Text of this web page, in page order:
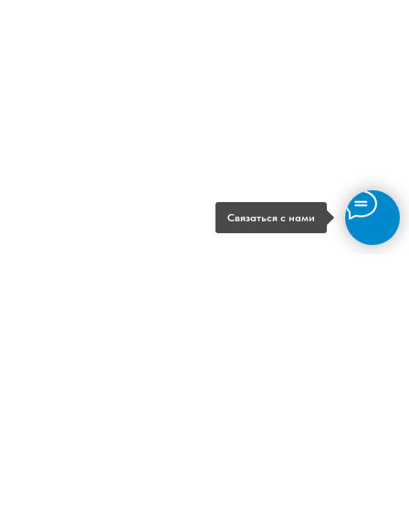
Связаться с нами